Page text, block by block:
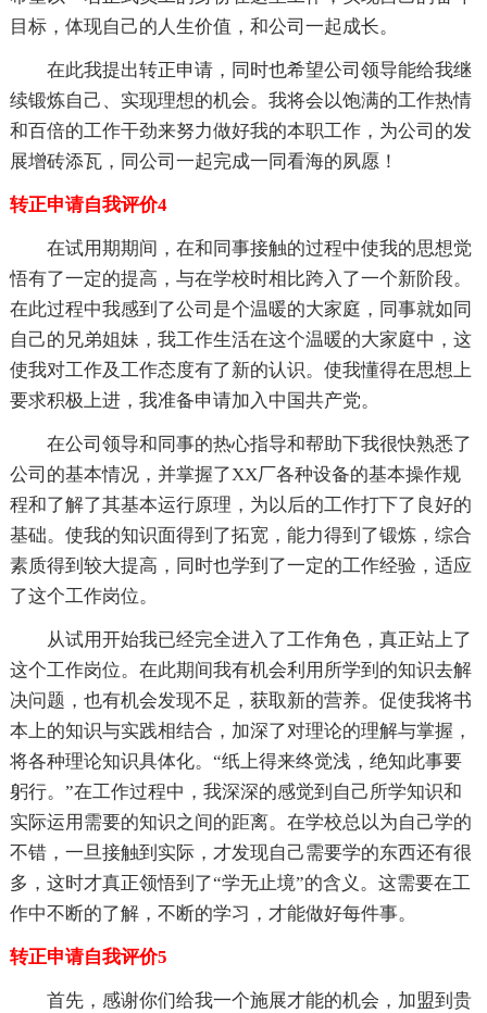
目标，体现自己的人生价值，和公司一起成长。
在此我提出转正申请，同时也希望公司领导能给我继
续锻炼自己、实现理想的机会。我将会以饱满的工作热情
和百倍的工作干劲来努力做好我的本职工作，为公司的发
展增砖添瓦，同公司一起完成一同看海的夙愿！
转正申请自我评价4
在试用期期间，在和同事接触的过程中使我的思想觉
悟有了一定的提高，与在学校时相比跨入了一个新阶段。
在此过程中我感到了公司是个温暖的大家庭，同事就如同
自己的兄弟姐妹，我工作生活在这个温暖的大家庭中，这
使我对工作及工作态度有了新的认识。使我懂得在思想上
要求积极上进，我准备申请加入中国共产党。
在公司领导和同事的热心指导和帮助下我很快熟悉了
公司的基本情况，并掌握了XX厂各种设备的基本操作规
程和了解了其基本运行原理，为以后的工作打下了良好的
基础。使我的知识面得到了拓宽，能力得到了锻炼，综合
素质得到较大提高，同时也学到了一定的工作经验，适应
了这个工作岗位。
从试用开始我已经完全进入了工作角色，真正站上了
这个工作岗位。在此期间我有机会利用所学到的知识去解
决问题，也有机会发现不足，获取新的营养。促使我将书
本上的知识与实践相结合，加深了对理论的理解与掌握，
将各种理论知识具体化。“纸上得来终觉浅，绝知此事要
躬行。”在工作过程中，我深深的感觉到自己所学知识和
实际运用需要的知识之间的距离。在学校总以为自己学的
不错，一旦接触到实际，才发现自己需要学的东西还有很
多，这时才真正领悟到了“学无止境”的含义。这需要在工
作中不断的了解，不断的学习，才能做好每件事。
转正申请自我评价5
首先，感谢你们给我一个施展才能的机会，加盟到贵